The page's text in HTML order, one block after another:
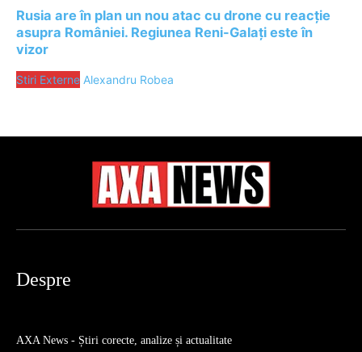
Rusia are în plan un nou atac cu drone cu reacție
asupra României. Regiunea Reni-Galați este în
vizor
Stiri Externe Alexandru Robea
Despre
AXA News - Știri corecte, analize și actualitate